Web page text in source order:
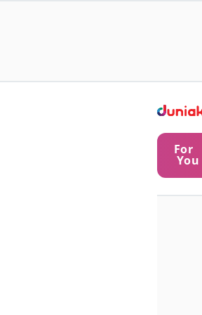
For
You